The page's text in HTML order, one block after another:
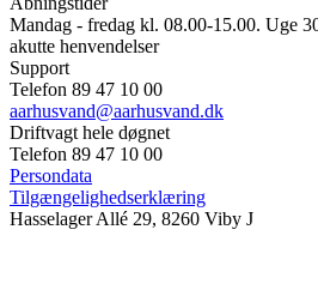
Mandag - fredag kl. 08.00-15.00. Uge
akutte henvendelser
Support
Telefon 89 47 10 00
aarhusvand@aarhusvand.dk
Driftvagt hele døgnet
Telefon 89 47 10 00
Persondata
Tilgængelighedserklæring
Hasselager Allé 29, 8260 Viby J